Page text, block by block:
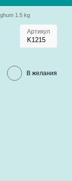
1.5 kg
Артикул
K1215
В желания